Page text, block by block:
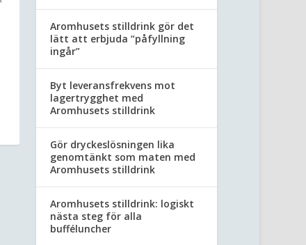
Aromhusets stilldrink gör det
lätt att erbjuda “påfyllning
ingår”
Byt leveransfrekvens mot
lagertrygghet med
Aromhusets stilldrink
Gör dryckeslösningen lika
genomtänkt som maten med
Aromhusets stilldrink
Aromhusets stilldrink: logiskt
nästa steg för alla
bufféluncher